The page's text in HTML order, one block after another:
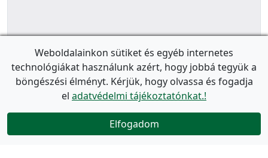
Weboldalainkon sütiket és egyéb internetes
technológiákat használunk azért, hogy jobbá tegyük a
böngészési élményt. Kérjük, hogy olvassa és fogadja
el adatvédelmi tájékoztatónkat.!
Elfogadom